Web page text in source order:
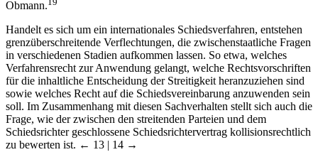
grenzüberschreitende Verflechtungen, die zwischenstaatliche Fragen
in verschiedenen Stadien aufkommen lassen. So etwa, welches
Verfahrensrecht zur Anwendung gelangt, welche Rechtsvorschriften
für die inhaltliche Entscheidung der Streitigkeit heranzuziehen sind
sowie welches Recht auf die Schiedsvereinbarung anzuwenden sein
soll. Im Zusammenhang mit diesen Sachverhalten stellt sich auch die
Frage, wie der zwischen den streitenden Parteien und dem
Schiedsrichter geschlossene Schiedsrichtervertrag kollisionsrechtlich
zu bewerten ist.← 13 | 14 →